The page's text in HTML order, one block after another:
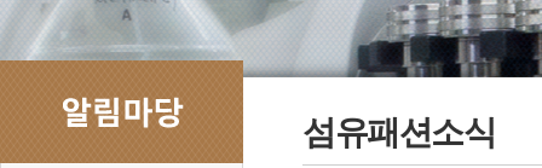
섬유패션소식